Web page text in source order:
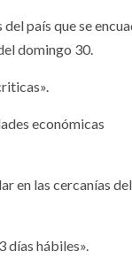
país que se
domingo 30.
económicas
en las cercanías del
días hábiles».